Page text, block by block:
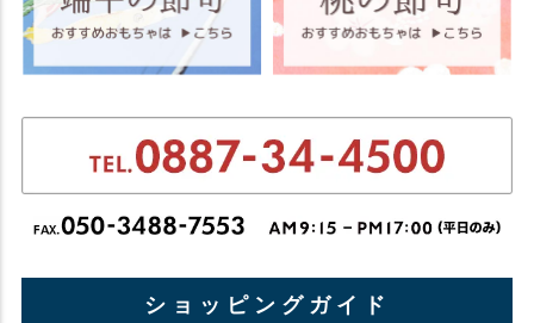
ショッピングガイド